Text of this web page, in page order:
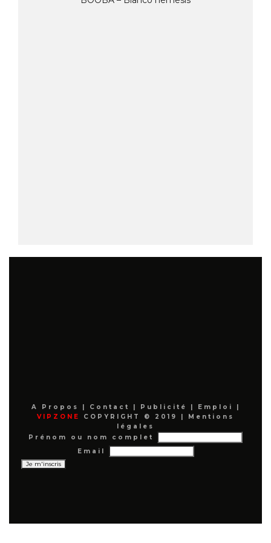
A Propos | Contact | Publicité | Emploi
|
VIPZONE
COPYRIGHT © 2019 |
Mentions
légales
Prénom ou nom complet
Email